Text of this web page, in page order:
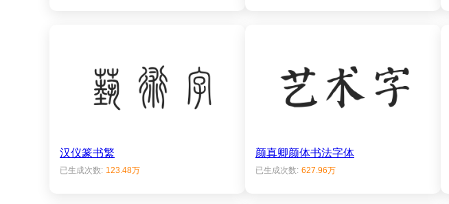
汉仪篆书繁
已生成次数: 123.48万
颜真卿颜体书法字体
已生成次数: 627.96万